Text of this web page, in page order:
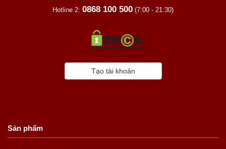
Sản phẩm
Hotline 2: 0868 100 500 (7:00 - 21:30)
Tạo tài khoản